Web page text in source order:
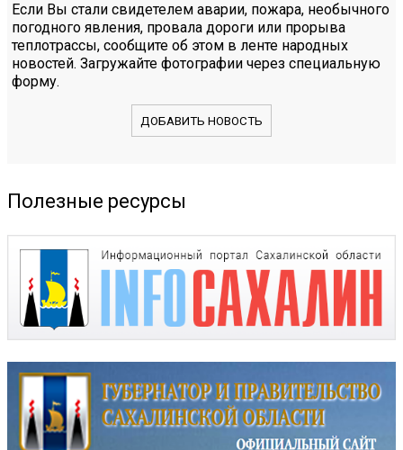
Если Вы стали свидетелем аварии, пожара, необычного
погодного явления, провала дороги или прорыва
теплотрассы, сообщите об этом в ленте народных
новостей. Загружайте фотографии через специальную
форму.
ДОБАВИТЬ НОВОСТЬ
Полезные ресурсы